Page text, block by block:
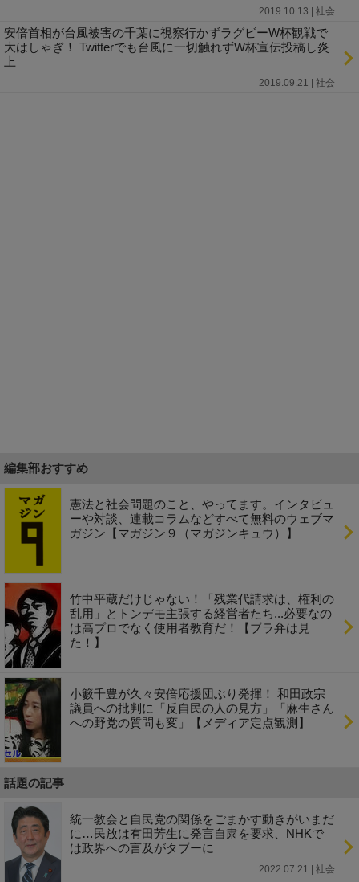
2019.10.13 | 社会
安倍首相が台風被害の千葉に視察行かずラグビーW杯観戦で
大はしゃぎ！ Twitterでも台風に一切触れずW杯宣伝投稿し炎
上
2019.09.21 | 社会
編集部おすすめ
憲法と社会問題のこと、やってます。インタビュ
ーや対談、連載コラムなどすべて無料のウェブマ
ガジン【マガジン９（マガジンキュウ）】
竹中平蔵だけじゃない！「残業代請求は、権利の
乱用」とトンデモ主張する経営者たち...必要なの
は高プロでなく使用者教育だ！【ブラ弁は見
た！】
小籔千豊が久々安倍応援団ぶり発揮！ 和田政宗
議員への批判に「反自民の人の見方」「麻生さん
への野党の質問も変」【メディア定点観測】
話題の記事
統一教会と自民党の関係をごまかす動きがいまだ
に…民放は有田芳生に発言自粛を要求、NHKで
は政界への言及がタブーに
2022.07.21 | 社会